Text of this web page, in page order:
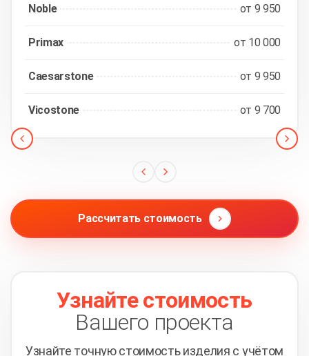
Noble от 9 950
Primax от 10 000
Caesarstone от 9 950
Vicostone от 9 700
Рассчитать стоимость
Узнайте стоимость
Вашего проекта
Узнайте точную стоимость изделия с учётом